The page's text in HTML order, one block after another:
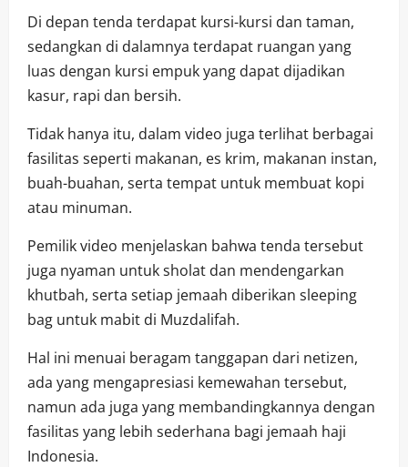
Di depan tenda terdapat kursi-kursi dan taman,
sedangkan di dalamnya terdapat ruangan yang
luas dengan kursi empuk yang dapat dijadikan
kasur, rapi dan bersih.
Tidak hanya itu, dalam video juga terlihat berbagai
fasilitas seperti makanan, es krim, makanan instan,
buah-buahan, serta tempat untuk membuat kopi
atau minuman.
Pemilik video menjelaskan bahwa tenda tersebut
juga nyaman untuk sholat dan mendengarkan
khutbah, serta setiap jemaah diberikan sleeping
bag untuk mabit di Muzdalifah.
Hal ini menuai beragam tanggapan dari netizen,
ada yang mengapresiasi kemewahan tersebut,
namun ada juga yang membandingkannya dengan
fasilitas yang lebih sederhana bagi jemaah haji
Indonesia.